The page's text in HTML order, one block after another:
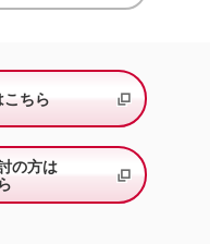
こちら
の方は